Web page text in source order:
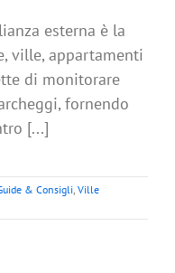
esterna è la
ville, appartamenti
di monitorare
fornendo
[...]
& Consigli, Ville